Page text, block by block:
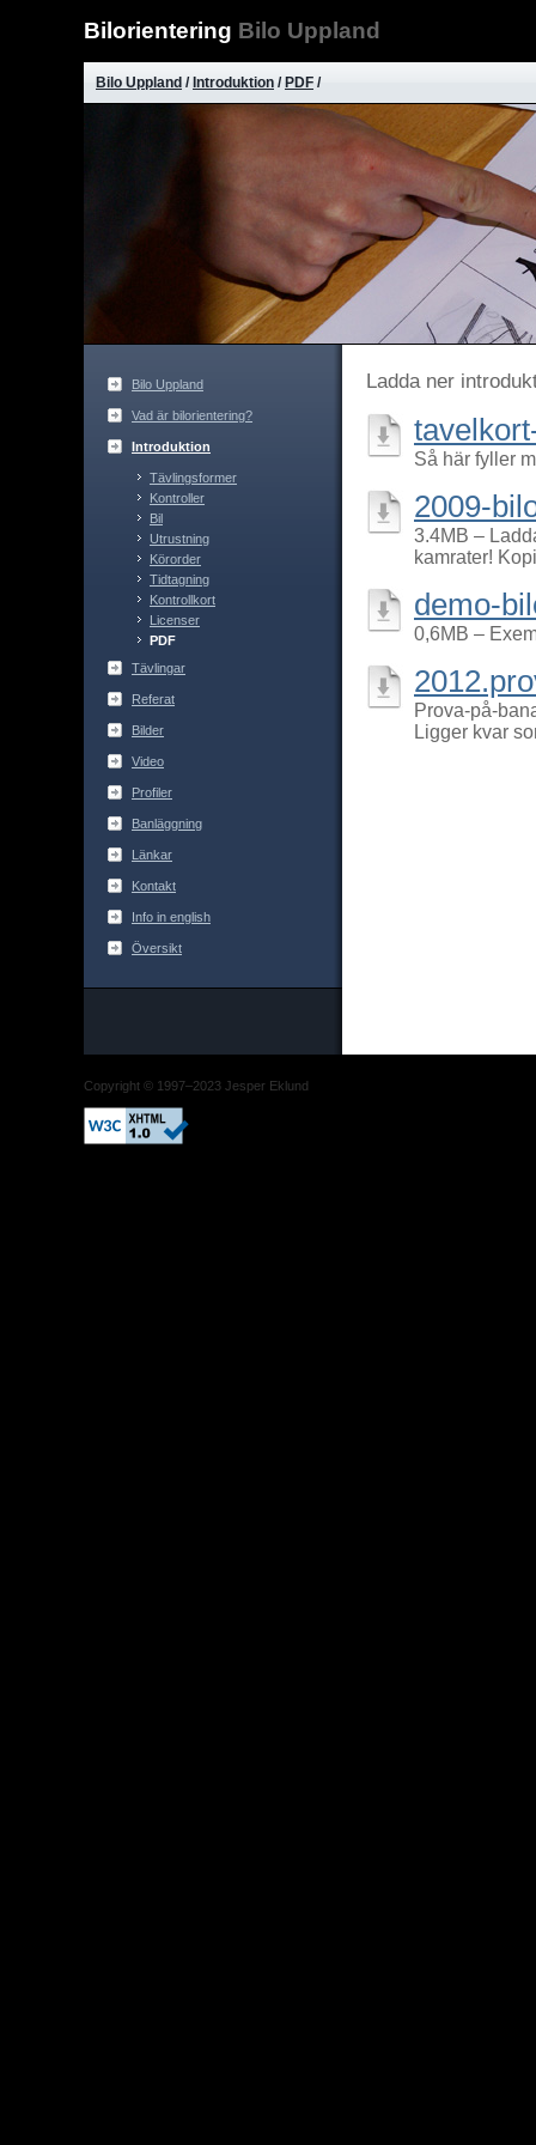
Bilorientering Bilo Uppland
Bilo Uppland / Introduktion / PDF /
Bilo Uppland
Vad är bilorientering?
Introduktion
Tävlingsformer
Kontroller
Bil
Utrustning
Körorder
Tidtagning
Kontrollkort
Licenser
PDF
Tävlingar
Referat
Bilder
Video
Profiler
Banläggning
Länkar
Kontakt
Info in english
Översikt
Ladda ner
Så här fyller
2009-
3.4MB –
kamrater!
demo-
0,6MB –
Prova-på-
Ligger kvar
Copyright © 1997–2023 Jesper Eklund